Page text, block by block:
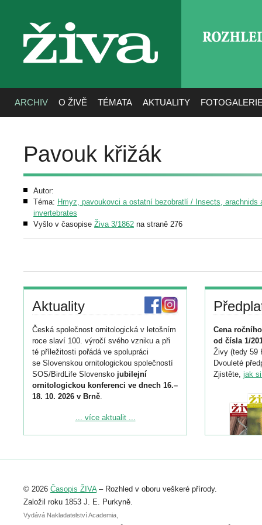
živa
ARCHIV O ŽIVĚ TÉMATA AKTUALITY
Pavouk křižák
Autor:
Téma: Hmyz, pavoukovci a ostatní bezobratlí / Insects, arachnids
invertebrates
Vyšlo v časopise Živa 3/1862 na straně 276
Aktuality
Česká společnost ornitologická v letošním
roce slaví 100. výročí svého vzniku a při
té příležitosti pořádá ve spolupráci
se Slovenskou ornitologickou společností
SOS/BirdLife Slovensko jubilejní
ornitologickou konferenci ve dnech 16.–
18. 10. 2026 v Brně.
Podrobnější informace ke konferenci
Registrovat se můžete do 6. září.
abstraktu přihlášené přednášky nebo
posteru je už 30. června.
... více aktualit ...
Cena
od čísla 1/
Živy (tedy 59
Dvouleté
Zjistěte, jak
© 2026 Časopis ŽIVA– Rozhled v oboru veškeré přírody.
Založil roku 1853 J. E. Purkyně.
Vydává Nakladatelství Academia,